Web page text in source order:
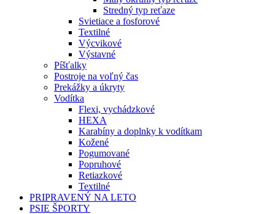
Stredný typ reťaze
Svietiace a fosforové
Textilné
Výcvikové
Výstavné
Píšťalky
Postroje na voľný čas
Prekážky a úkryty
Vodítka
Flexi, vychádzkové
HEXA
Karabíny a doplnky k vodítkam
Kožené
Pogumované
Popruhové
Retiazkové
Textilné
PRIPRAVENÝ NA LETO
PSIE ŠPORTY